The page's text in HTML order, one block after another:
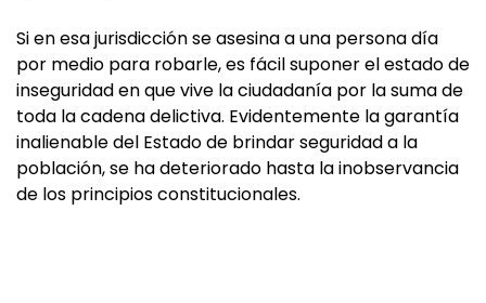
Si en esa jurisdicción se asesina a una persona día
por medio para robarle, es fácil suponer el estado de
inseguridad en que vive la ciudadanía por la suma de
toda la cadena delictiva. Evidentemente la garantía
inalienable del Estado de brindar seguridad a la
población, se ha deteriorado hasta la inobservancia
de los principios constitucionales.